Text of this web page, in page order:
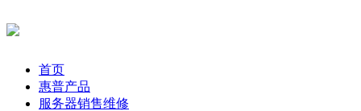
首页
惠普产品
服务器销售维修